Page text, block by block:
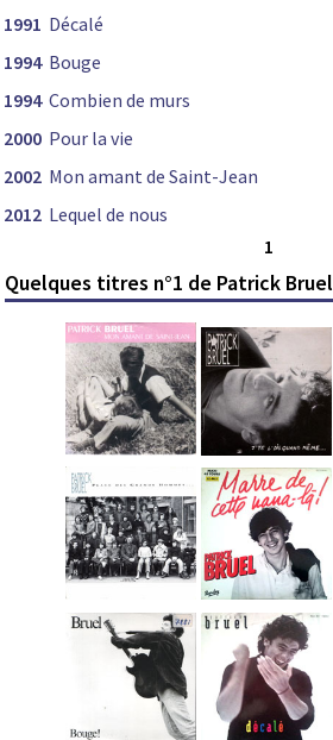
1991 Décalé
1994 Bouge
1994 Combien de murs
2000 Pour la vie
2002 Mon amant de Saint-Jean
2012 Lequel de nous
1
Quelques titres n°1 de Patrick Bruel